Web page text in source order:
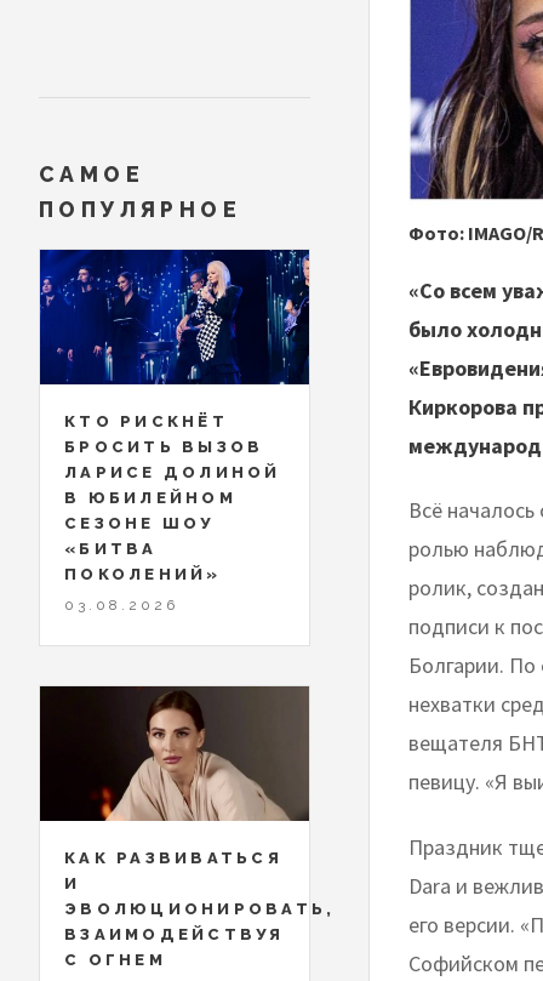
Фото: IMAGO/
«Со всем
было
Киркорова
Всё
ролью
ролик,
подписи к
Болгарии. По
нехватки
вещателя
певицу. «Я
Праздник
Dara и
его версии.
Софийском
САМОЕ
ПОПУЛЯРНОЕ
КТО РИСКНЁТ
БРОСИТЬ ВЫЗОВ
ЛАРИСЕ ДОЛИНОЙ
В ЮБИЛЕЙНОМ
СЕЗОНЕ ШОУ
«БИТВА
ПОКОЛЕНИЙ»
03.08.2026
КАК РАЗВИВАТЬСЯ
И
ЭВОЛЮЦИОНИРОВАТЬ,
ВЗАИМОДЕЙСТВУЯ
С ОГНЕМ